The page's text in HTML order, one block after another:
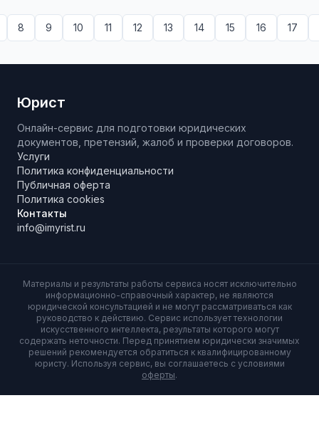
8 9 10 11 12 13 14 15 16 17
Юрист
Онлайн-сервис для подготовки юридических
документов, претензий, жалоб и проверки договоров.
Услуги
Политика конфиденциальности
Публичная оферта
Политика cookies
Контакты
info@imyrist.ru
Материалы и результаты работы сервиса носят исключительно
информационно-справочный характер, не являются
юридической консультацией и не могут рассматриваться как
руководство к действию. Сервис использует технологии
искусственного интеллекта, результаты которого могут
содержать неточности. Перед принятием юридически значимых
решений рекомендуется обратиться к квалифицированному
юристу. Используя сервис, вы соглашаетесь с условиями
оферты.